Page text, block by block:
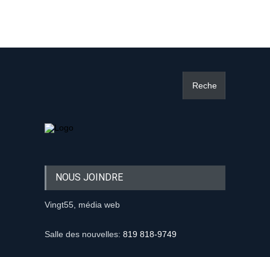
NOUS JOINDRE
Vingt55, média web
Salle des nouvelles: 819 818-9749